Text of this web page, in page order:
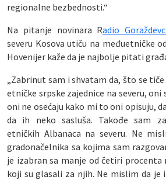
regionalne bezbednosti.“
Na pitanje novinara Radio
severu Kosova utiču na međuetničke
Hovenijer kaže da je najbolje pitati
„Zabrinut sam i shvatam da, što se
etničke srpske zajednice na severu,
oni ne osećaju kako mi to oni opisuju,
da ih neko sasluša. Takođe sam
etničkih Albanaca na severu. Ne
gradonačelnika sa kojima sam
je izabran sa manje od četiri procenta
koji su glasali za njih. Ne mislim da je